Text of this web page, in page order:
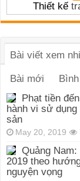
Thiết kế
Bài viết xem
Bài mới
Phạt tiền
hành vi sử
sản
May 20, 2019
Quảng
2019 theo
nguyện vọng